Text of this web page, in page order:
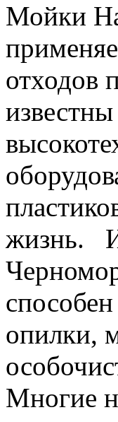
Мойки
отходов
жизнь. И
опилки,
Многие